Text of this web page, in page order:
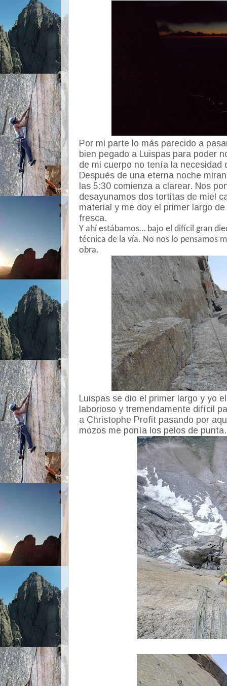
Por mi parte lo más parecido a
bien pegado a Luispas para poder
de mi cuerpo no tenía la necesidad
Después de una eterna noche
las 5:30 comienza a clarear. Nos
desayunamos dos tortitas de miel
material y me doy el primer largo
fresca.
Y ahí estábamos… bajo el difícil gran
técnica de la vía. No nos lo pensamos
obra.
Luispas se dio el primer largo y yo
laborioso y tremendamente difícil
a Christophe Profit pasando por
mozos me ponía los pelos de punta.